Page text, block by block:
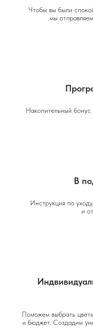
Чтобы вы были
мы
Накопительный
В
Инструкция по
и
Поможем выбрать
и бюджет. Создадим